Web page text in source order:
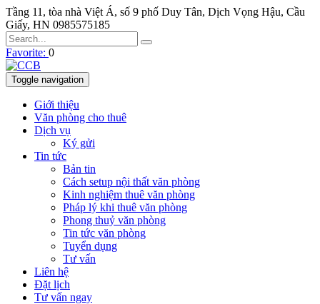
Tầng 11, tòa nhà Việt Á, số 9 phố Duy Tân, Dịch Vọng Hậu, Cầu
Giấy, HN 0985575185
Favorite: 0
Toggle navigation
Giới thiệu
Văn phòng cho thuê
Dịch vụ
Ký gửi
Tin tức
Bản tin
Cách setup nội thất văn phòng
Kinh nghiệm thuê văn phòng
Pháp lý khi thuê văn phòng
Phong thuỷ văn phòng
Tin tức văn phòng
Tuyển dụng
Tư vấn
Liên hệ
Đặt lịch
Tư vấn ngay